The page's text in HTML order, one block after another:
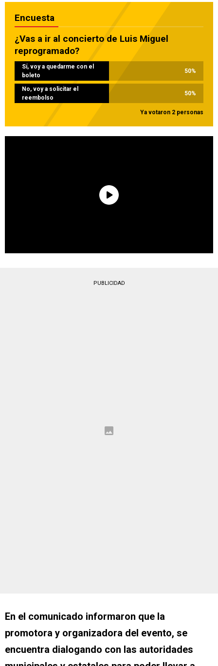
Encuesta
¿Vas a ir al concierto de Luis Miguel
reprogramado?
Sí, voy a quedarme con el
boleto
50%
No, voy a solicitar el
reembolso
50%
Ya votaron 2 personas
PUBLICIDAD
En el comunicado informaron que la
promotora y organizadora del evento, se
encuentra dialogando con las autoridades